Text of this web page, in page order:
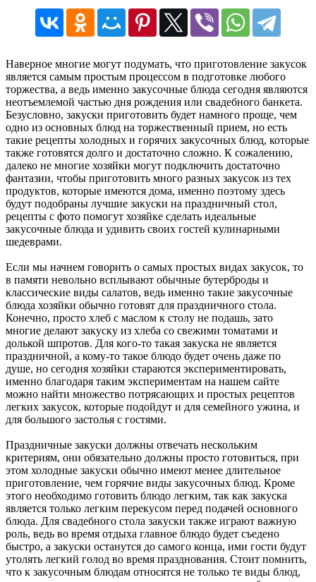
Наверное многие могут подумать, что приготовление закусок
является самым простым процессом в подготовке любого
торжества, а ведь именно закусочные блюда сегодня являются
неотъемлемой частью дня рождения или свадебного банкета.
Безусловно, закуски приготовить будет намного проще, чем
одно из основных блюд на торжественный прием, но есть
такие рецепты холодных и горячих закусочных блюд, которые
также готовятся долго и достаточно сложно. К сожалению,
далеко не многие хозяйки могут подключить достаточно
фантазии, чтобы приготовить много разных закусок из тех
продуктов, которые имеются дома, именно поэтому здесь
будут подобраны лучшие закуски на праздничный стол,
рецепты с фото помогут хозяйке сделать идеальные
закусочные блюда и удивить своих гостей кулинарными
шедеврами.
Если мы начнем говорить о самых простых видах закусок, то
в памяти невольно всплывают обычные бутерброды и
классические виды салатов, ведь именно такие закусочные
блюда хозяйки обычно готовят для праздничного стола.
Конечно, просто хлеб с маслом к столу не подашь, зато
многие делают закуску из хлеба со свежими томатами и
долькой шпротов. Для кого-то такая закуска не является
праздничной, а кому-то такое блюдо будет очень даже по
душе, но сегодня хозяйки стараются экспериментировать,
именно благодаря таким экспериментам на нашем сайте
можно найти множество потрясающих и простых рецептов
легких закусок, которые подойдут и для семейного ужина, и
для большого застолья с гостями.
Праздничные закуски должны отвечать нескольким
критериям, они обязательно должны просто готовиться, при
этом холодные закуски обычно имеют менее длительное
приготовление, чем горячие виды закусочных блюд. Кроме
этого необходимо готовить блюдо легким, так как закуска
является только легким перекусом перед подачей основного
блюда. Для свадебного стола закуски также играют важную
роль, ведь во время отдыха главное блюдо будет съедено
быстро, а закуски останутся до самого конца, ими гости будут
утолять легкий голод во время празднования. Стоит помнить,
что к закусочным блюдам относятся не только те виды блюд,